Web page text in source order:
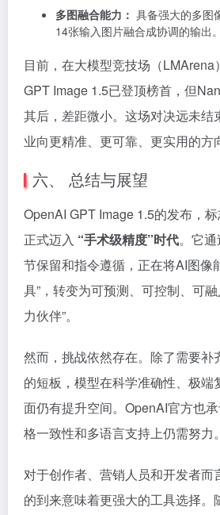
多图融合能力： 具备强大的多图
14张输入图片融合成协调的输出。
目前，在大模型竞技场（LMArena
GPT Image 1.5已登顶榜首，但
其后，差距微小。这场对决远未结
业向更精准、更可靠、更实用的方
六、 总结与展望
OpenAI GPT Image 1.5的发布，
正式迈入 “手术级精度”时代。它
节保留和指令遵循，正在将AI图像
具”，转变为可预测、可控制、可
力伙伴”。
然而，挑战依然存在。除了需要补
的短板，模型在科学准确性、极端
面仍有提升空间。OpenAI官方也
格一致性和多语言支持上仍需努力。
对于创作者、营销人员和开发者而
的到来意味着更强大的工具选择。